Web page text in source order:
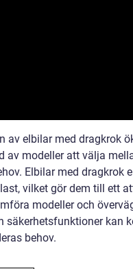
av elbilar med dragkrok
av modeller att välja
Elbilar med dragkrok
vilket gör dem till ett
modeller och
säkerhetsfunktioner kan
behov.